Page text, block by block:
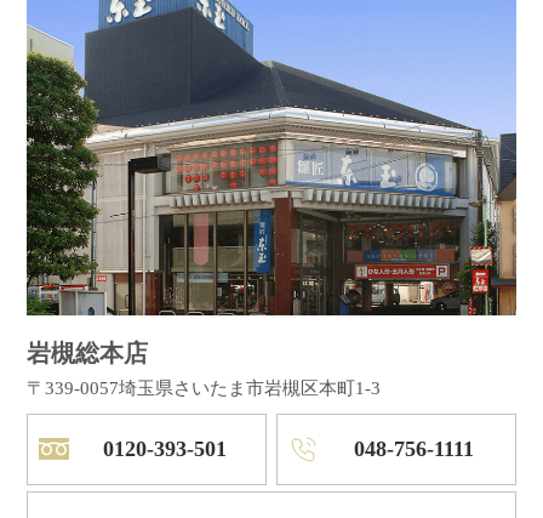
岩槻総本店
〒339-0057埼玉県さいたま市岩槻区本町1-3
0120-393-501 048-756-1111